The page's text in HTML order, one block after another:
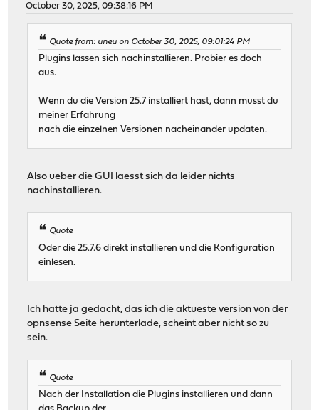
October 30, 2025, 09:38:16 PM
Quote from: uneu on October 30, 2025, 09:01:24 PM
Plugins lassen sich nachinstallieren. Probier es doch
aus.
Wenn du die Version 25.7 installiert hast, dann musst du
meiner Erfahrung
nach die einzelnen Versionen nacheinander updaten.
Also ueber die GUI laesst sich da leider nichts
nachinstallieren.
Quote
Oder die 25.7.6 direkt installieren und die Konfiguration
einlesen.
Ich hatte ja gedacht, das ich die aktueste version von der
opnsense Seite herunterlade, scheint aber nicht so zu
sein.
Quote
Nach der Installation die Plugins installieren und dann